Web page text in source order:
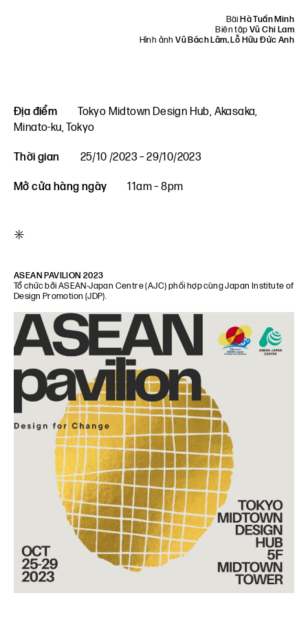
BàiHà Tuấn Minh
Biên tập Vũ Chi Lam
Hình ảnhVũ Bách Lâm, Lỗ Hữu Đức Anh
Địa điểm
Tokyo Midtown Design Hub, Akasaka,
Minato‑ku, Tokyo
Thời gian 25/10 /2023 – 29/10/2023
Mở cửa hàng ngày 11am – 8pm
*
ASEAN PAVILION 2023
Tổ chức bởi ASEAN‑Japan Centre (AJC) phối hợp cùng Japan Institute of
Design Promotion (JDP).